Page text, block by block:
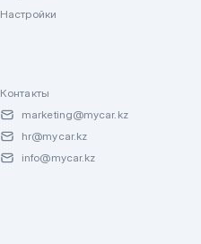
Настройки
Контакты
marketing@mycar.kz
hr@mycar.kz
info@mycar.kz